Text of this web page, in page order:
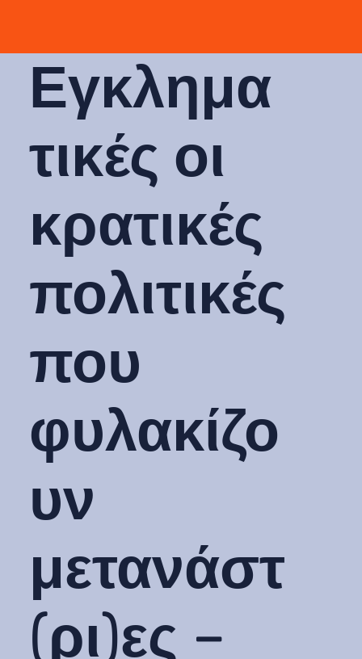
Εγκλημα
τικές οι
κρατικές
πολιτικές
που
φυλακίζο
υν
μετανάστ
(ρι)ες –